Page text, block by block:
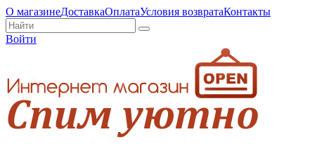
О магазинеДоставкаОплатаУсловия возвратаКонтакты
Войти